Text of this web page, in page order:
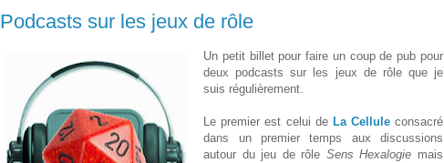
Podcasts sur les jeux de rôle
Un petit billet pour faire un coup de pub pour
deux podcasts sur les jeux de rôle que je
suis régulièrement.
Le premier est celui de La Celluleconsacré
dans un premier temps aux discussions
autour du jeu de rôle Sens Hexalogie mais